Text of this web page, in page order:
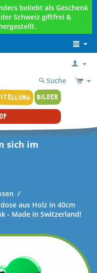
beliebt als Geschenk
Schweiz giftfrei &
BILDER
Suche
sich im
/
aus Holz in 40cm
- Made in Switzerland!